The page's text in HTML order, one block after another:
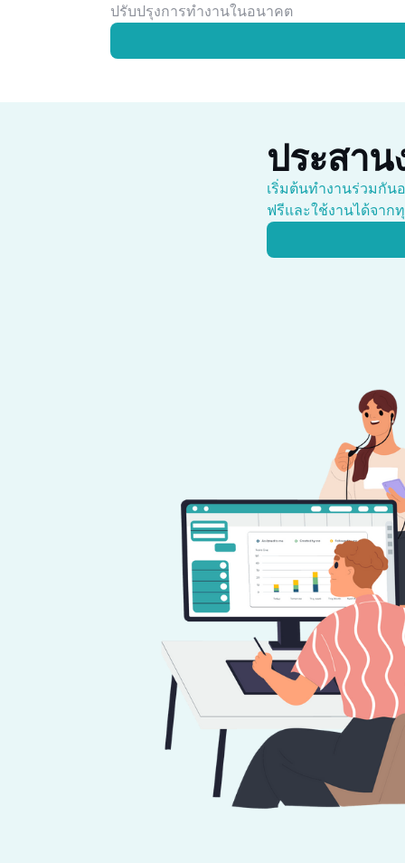
ปรับปรุงการทำงานในอนาคต
ประสาน
เริ่มต้นทำงานร่วมกั
ฟรีและใช้งานได้จาก